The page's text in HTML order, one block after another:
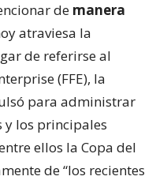
de manera
atraviesa la
de referirse al
(FFE), la
para administrar
y los principales
ellos la Copa del
de “los recientes